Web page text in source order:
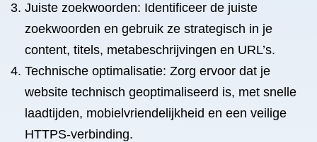
Juiste zoekwoorden: Identificeer de juiste
zoekwoorden en gebruik ze strategisch in je
content, titels, metabeschrijvingen en URL’s.
Technische optimalisatie: Zorg ervoor dat je
website technisch geoptimaliseerd is, met snelle
laadtijden, mobielvriendelijkheid en een veilige
HTTPS-verbinding.